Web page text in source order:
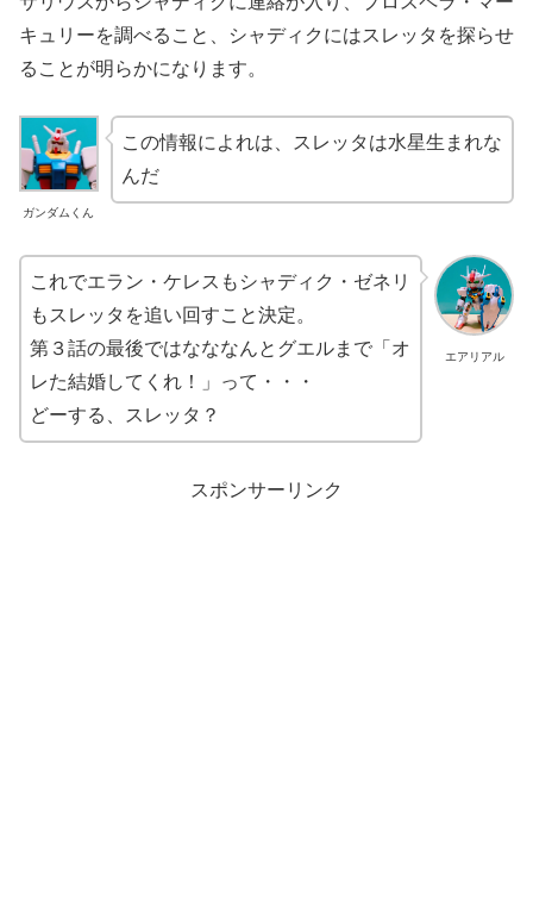
キュリーを調べること、シャディクにはスレッタを探らせ
ることが明らかになります。
ガンダムくん
この情報によれは、スレッタは水星生まれな
んだ
エアリアル
これでエラン・ケレスもシャディク・ゼネリ
もスレッタを追い回すこと決定。
第３話の最後ではなななんとグエルまで「オ
レた結婚してくれ！」って・・・
どーする、スレッタ？
スポンサーリンク